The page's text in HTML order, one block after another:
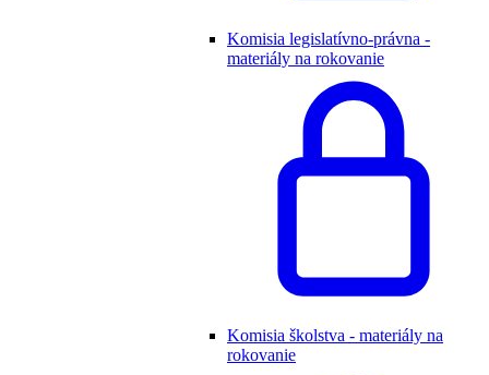
Komisia legislatívno-právna -
materiály na rokovanie
Komisia školstva - materiály na
rokovanie